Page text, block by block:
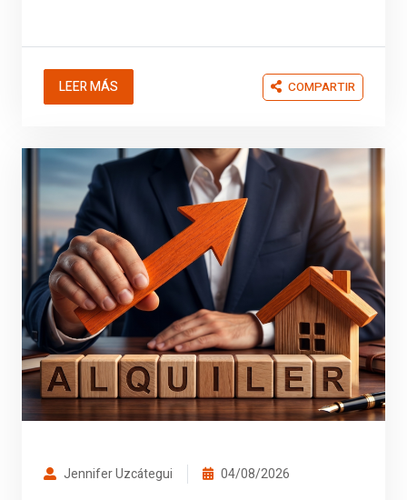
LEER MÁS COMPARTIR
Jennifer Uzcátegui 04/08/2026